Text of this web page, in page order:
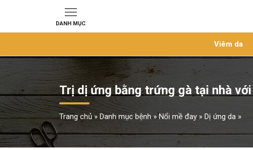
DANH MỤC
Viêm da
Trị dị ứng bằng trứng gà tại nhà
Trang chủ»Danh mục bệnh»Nổi mề đay» Dị ứng da »